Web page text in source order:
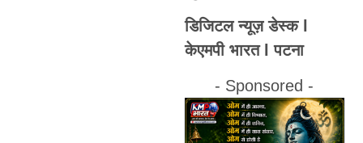
डिजिटल न्यूज़ डेस्क l
केएमपी भारत l पटना
- Sponsored -